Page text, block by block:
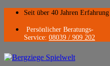
Zum
springen
Seit über 40 Jahren Erfahrung
Persönlicher Beratungs-
Service: 08039 / 909 202